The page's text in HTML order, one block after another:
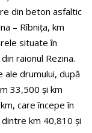
din beton asfaltic
– Rîbnița, km
situate în
raionul Rezina.
ale drumului, după
33,500 și km
care începe în
km 40,810 și